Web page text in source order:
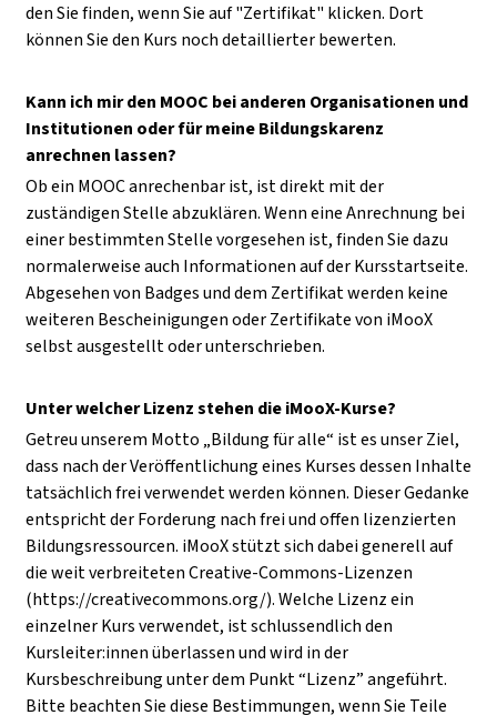
den Sie finden, wenn Sie auf "Zertifikat" klicken. Dort
können Sie den Kurs noch detaillierter bewerten.
Kann ich mir den MOOC bei anderen Organisationen und
Institutionen oder für meine Bildungskarenz
anrechnen lassen?
Ob ein MOOC anrechenbar ist, ist direkt mit der
zuständigen Stelle abzuklären. Wenn eine Anrechnung bei
einer bestimmten Stelle vorgesehen ist, finden Sie dazu
normalerweise auch Informationen auf der Kursstartseite.
Abgesehen von Badges und dem Zertifikat werden keine
weiteren Bescheinigungen oder Zertifikate von iMooX
selbst ausgestellt oder unterschrieben.
Unter welcher Lizenz stehen die iMooX-Kurse?
Getreu unserem Motto „Bildung für alle“ ist es unser Ziel,
dass nach der Veröffentlichung eines Kurses dessen Inhalte
tatsächlich frei verwendet werden können. Dieser Gedanke
entspricht der Forderung nach frei und offen lizenzierten
Bildungsressourcen. iMooX stützt sich dabei generell auf
die weit verbreiteten Creative-Commons-Lizenzen
(https://creativecommons.org/). Welche Lizenz ein
einzelner Kurs verwendet, ist schlussendlich den
Kursleiter:innen überlassen und wird in der
Kursbeschreibung unter dem Punkt “Lizenz” angeführt.
Bitte beachten Sie diese Bestimmungen, wenn Sie Teile